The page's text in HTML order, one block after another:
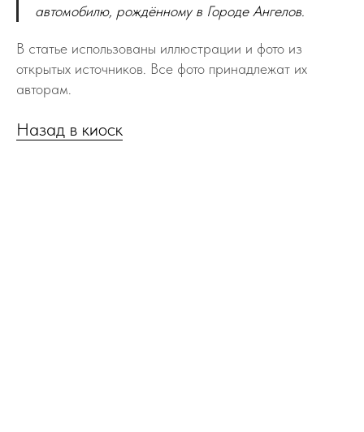
автомобилю, рождённому в Городе Ангелов.
В статье использованы иллюстрации и фото из
открытых источников. Все фото принадлежат их
авторам.
Назад в киоск